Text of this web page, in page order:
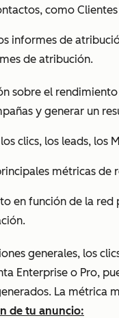
como Clientes
informes de
de atribución.
sobre el
y generar un
clics, los leads, los
métricas de
en función de la red
generales, los
Enterprise o Pro,
La métrica
de tu anuncio: